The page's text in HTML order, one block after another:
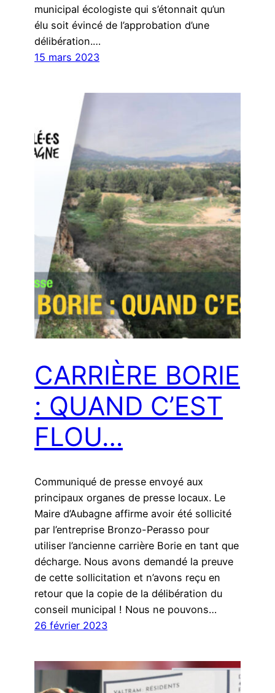
municipal écologiste qui s’étonnait qu’un
élu soit évincé de l’approbation d’une
délibération.…
15 mars 2023
CARRIÈRE BORIE
: QUAND C’EST
FLOU…
Communiqué de presse envoyé aux
principaux organes de presse locaux. Le
Maire d’Aubagne affirme avoir été sollicité
par l’entreprise Bronzo-Perasso pour
utiliser l’ancienne carrière Borie en tant que
décharge. Nous avons demandé la preuve
de cette sollicitation et n’avons reçu en
retour que la copie de la délibération du
conseil municipal ! Nous ne pouvons…
26 février 2023